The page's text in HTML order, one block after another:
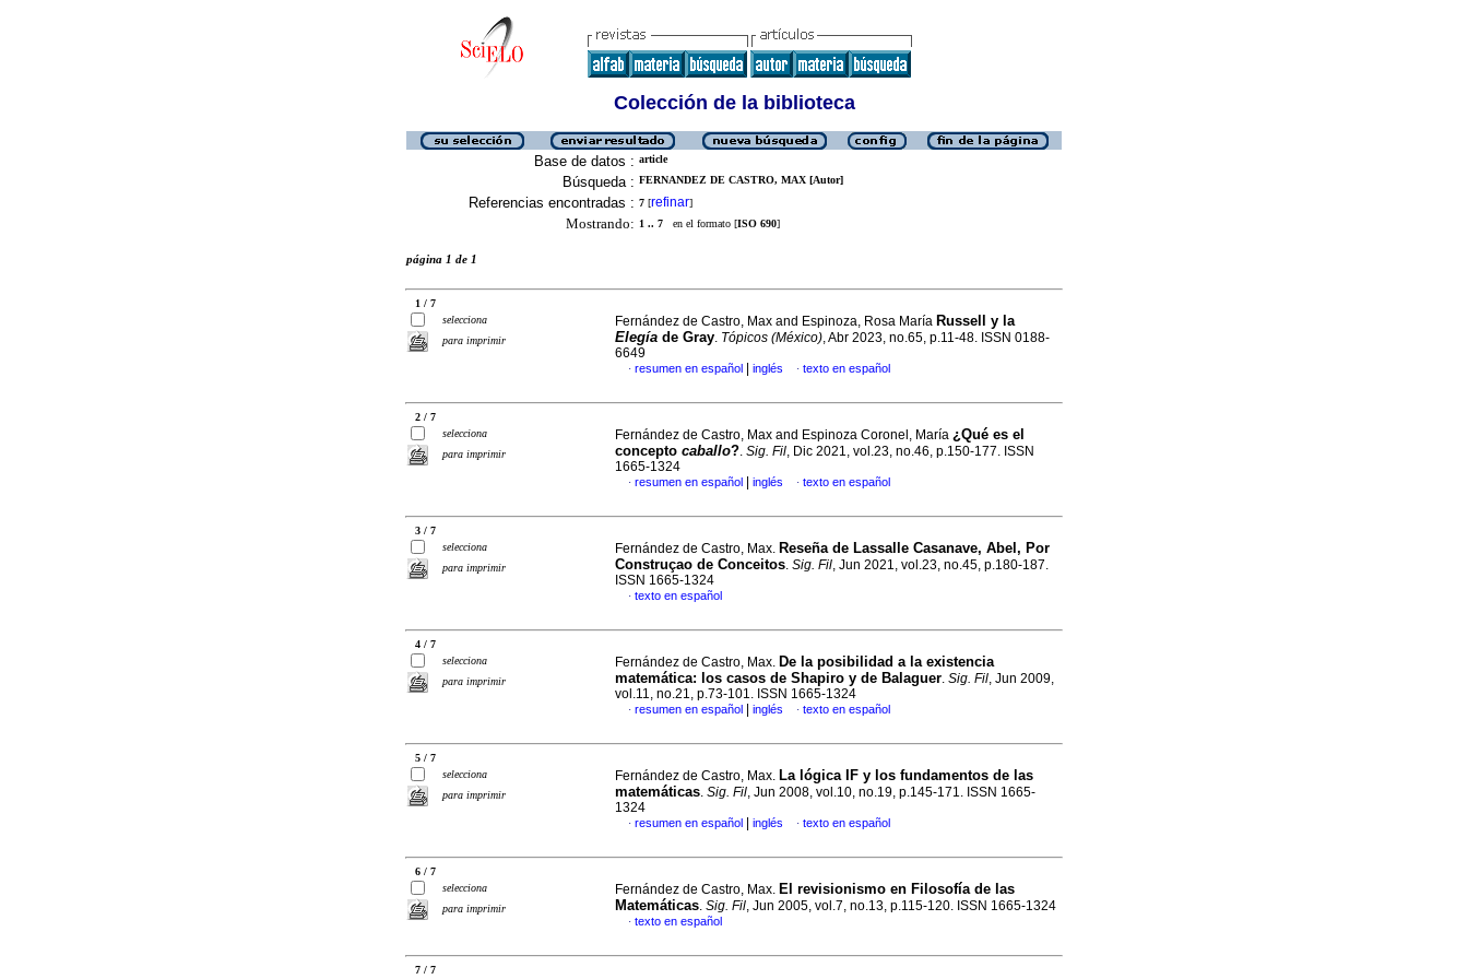
Colección de la biblioteca
Base de datos : article
Búsqueda : FERNANDEZ DE CASTRO, MAX [Autor]
Referencias encontradas : 7 [refinar]
Mostrando: 1 .. 7 en el formato [ISO 690]
página 1 de 1
1 / 7
selecciona
para imprimir
Fernández de Castro, Max and Espinoza, Rosa María Russell y la
Elegía de Gray. Tópicos (México), Abr 2023, no.65, p.11-48. ISSN 0188-
6649
· resumen en español inglés · texto en español
2 / 7
selecciona
para imprimir
Fernández de Castro, Max and Espinoza Coronel, María ¿Qué es el
concepto caballo?. Sig. Fil, Dic 2021, vol.23, no.46, p.150-177. ISSN
1665-1324
· resumen en español inglés · texto en español
3 / 7
selecciona
para imprimir
Fernández de Castro, Max. Reseña de Lassalle Casanave, Abel, Por
Construçao de Conceitos. Sig. Fil, Jun 2021, vol.23, no.45, p.180-187.
ISSN 1665-1324
· texto en español
4 / 7
selecciona
para imprimir
Fernández de Castro, Max. De la posibilidad a la existencia
matemática: los casos de Shapiro y de Balaguer. Sig. Fil, Jun 2009,
vol.11, no.21, p.73-101. ISSN 1665-1324
· resumen en español inglés · texto en español
5 / 7
selecciona
para imprimir
Fernández de Castro, Max. La lógica IF y los fundamentos de las
matemáticas. Sig. Fil, Jun 2008, vol.10, no.19, p.145-171. ISSN 1665-
1324
· resumen en español inglés · texto en español
6 / 7
selecciona
para imprimir
Fernández de Castro, Max. El revisionismo en Filosofía de las
Matemáticas. Sig. Fil, Jun 2005, vol.7, no.13, p.115-120. ISSN 1665-1324
· texto en español
7 / 7